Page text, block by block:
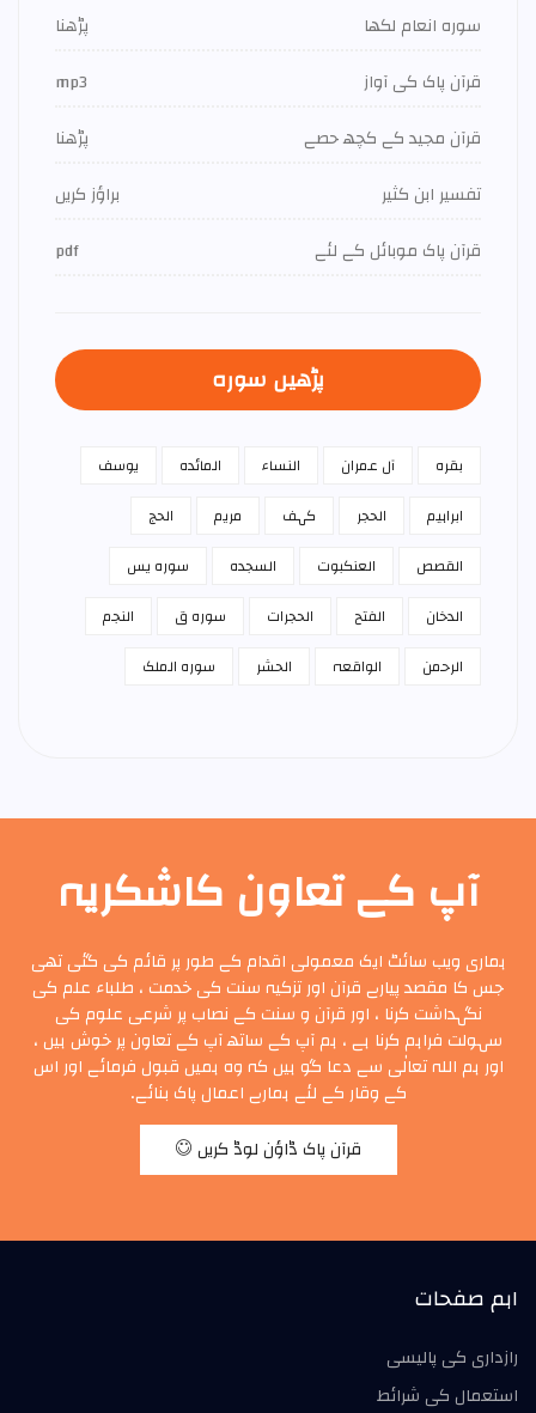
سورہ انعام لکھا
پڑھنا
قرآن پاک کی آواز
mp3
قرآن مجید کے کچھ حصے
پڑھنا
تفسير ابن كثير
براؤز کریں
قرآن پاک موبائل کے لئے
pdf
پڑھیں سورہ
بقرہ آل عمران النساء المائدہ
يوسف
ابراہیم
الحجر کہف مريم
الحج
القصص
العنكبوت السجدہ
سورہ يس
الدخان
الفتح الحجرات سورہ ق
النجم
الرحمن
الواقعہ الحشر سورہ الملک
آپ کے تعاون کاشکریہ
ہماری ویب سائٹ ایک معمولی اقدام کے طور پر قائم کی گئی تھی
جس کا مقصد پیارے قرآن اور تزکیہ سنت کی خدمت ، طلباء علم کی
نگہداشت کرنا ، اور قرآن و سنت کے نصاب پر شرعی علوم کی
سہولت فراہم کرنا ہے ، ہم آپ کے ساتھ آپ کے تعاون پر خوش ہیں ،
اور ہم اللہ تعالٰی سے دعا گو ہیں کہ وہ ہمیں قبول فرمائے اور اس
کے وقار کے لئے ہمارے اعمال پاک بنائے۔
قرآن پاک ڈاؤن لوڈ کریں
اہم صفحات
رازداری کی پالیسی
استعمال کی شرائط